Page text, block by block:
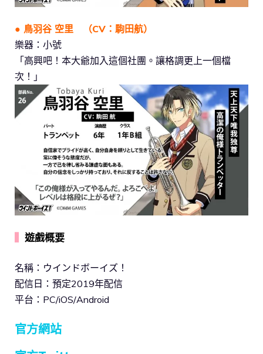
● 鳥羽谷 空里 （CV：駒田航）
樂器：小號
「高興吧！本大爺加入這個社團。讓格調更上一個檔
次！」
遊戲概要
名稱：ウインドボーイズ！
配信日：預定2019年配信
平台：PC/iOS/Android
官方網站